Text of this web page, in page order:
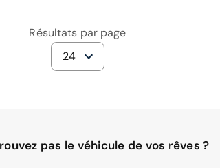
Résultats par page
24
pas le véhicule de vos rêves ?